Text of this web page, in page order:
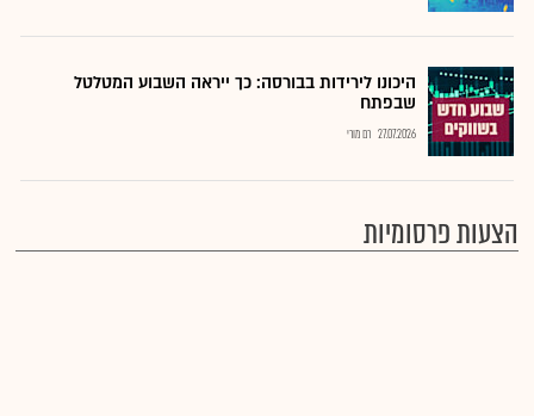
היכונו לירידות בבורסה: כך ייראה השבוע המטלטל
שבפתח
27.07.2026 רם מורי
הצעות פרסומיות